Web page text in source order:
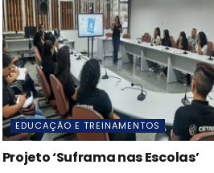
EDUCAÇÃO E TREINAMENTOS
Projeto ‘Suframa nas Escolas’